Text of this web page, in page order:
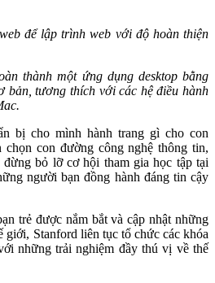
để lập trình web với độ hoàn thiện
thành một ứng dụng desktop bằng
bản, tương thích với các hệ điều hành
bị cho mình hành trang gì cho con
con đường công nghệ thông tin,
bỏ lỡ cơ hội tham gia học tập tại
người bạn đồng hành đáng tin cậy
trẻ được nắm bắt và cập nhật những
giới, Stanford liên tục tổ chức các khóa
những trải nghiệm đầy thú vị về thế